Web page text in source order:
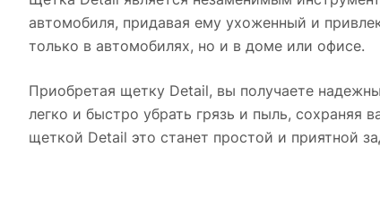
автомобиля, придавая ему ухоженный и
только в автомобилях, но и в доме или офисе.
Приобретая щетку Detail, вы получаете
легко и быстро убрать грязь и пыль, сохраняя
щеткой Detail это станет простой и приятной